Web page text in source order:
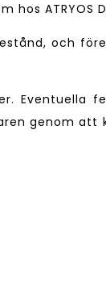
ATRYOS
och
Eventuella
genom att